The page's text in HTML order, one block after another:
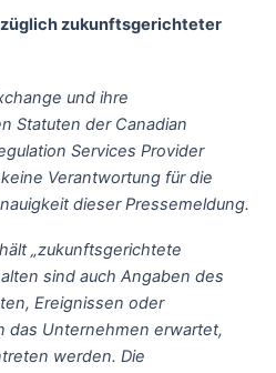
zukunftsgerichteter
und ihre
Statuten der Canadian
Services Provider
Verantwortung für die
dieser Pressemeldung.
„zukunftsgerichtete
sind auch Angaben des
Ereignissen oder
das Unternehmen erwartet,
werden. Die